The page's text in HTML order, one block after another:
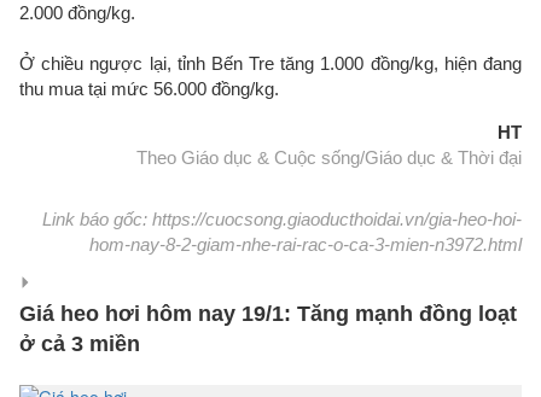
2.000 đồng/kg.
Ở chiều ngược lại, tỉnh Bến Tre tăng 1.000 đồng/kg, hiện đang
thu mua tại mức 56.000 đồng/kg.
HT
Theo Giáo dục & Cuộc sống/Giáo dục & Thời đại
Link báo gốc: https://cuocsong.giaoducthoidai.vn/gia-heo-hoi-
hom-nay-8-2-giam-nhe-rai-rac-o-ca-3-mien-n3972.html
Giá heo hơi hôm nay 19/1: Tăng mạnh đồng loạt
ở cả 3 miền